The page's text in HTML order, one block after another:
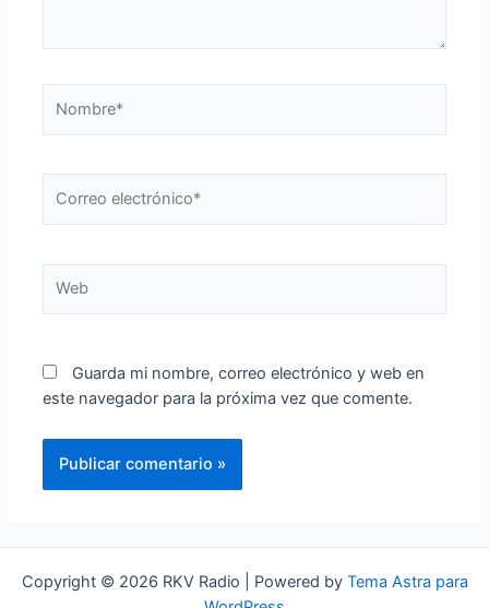
electrónico*
Guarda mi nombre, correo electrónico y web en
este navegador para la próxima vez que comente.
Copyright © 2026 RKV Radio | Powered by Tema Astra para